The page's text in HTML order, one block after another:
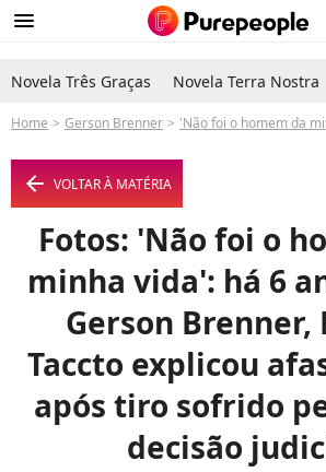
menu
Novela Três Graças Novela Terra Nostra
Home Gerson Brenner 'Não foi o homem da minha vida': há 6 anos, ex de Gerson Brenner,
arrow_left VOLTAR À MATÉRIA
Fotos: 'Não foi o
minha vida': há 6
Gerson Brenner,
Taccto explicou
após tiro sofrido
decisão